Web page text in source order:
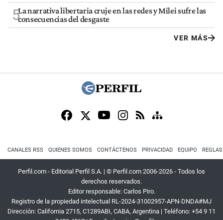
5La narrativa libertaria cruje en las redes y Milei sufre las
consecuencias del desgaste
VER MÁS
CANALES RSS QUIENES SOMOS CONTÁCTENOS PRIVACIDAD EQUIPO
Perfil.com - Editorial Perfil S.A. | © Perfil.com 2006-2026 - Todos los
derechos reservados.
Editor responsable: Carlos Piro.
Registro de la propiedad intelectual RL-2024-31002957-APN-DNDA#MJ
Dirección: California 2715, C1289ABI, CABA, Argentina | Teléfono: +54 9 11